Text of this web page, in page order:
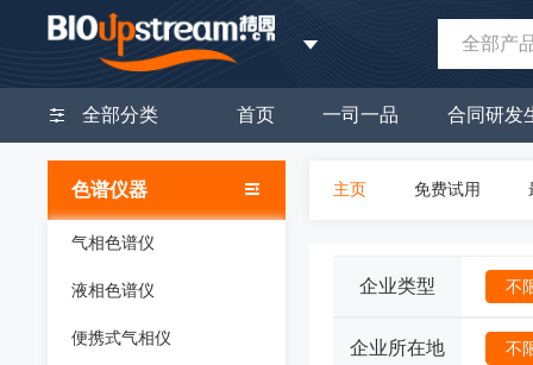
全部产
全部分类 首页 一司一品 合同研发
色谱仪器
气相色谱仪
液相色谱仪
便携式气相仪
主页 免费试用
企业类型 不
企业所在地 不